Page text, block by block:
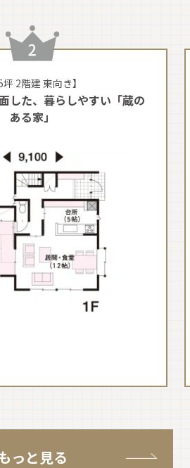
坪 2階建 東向き】
した、暮らしやすい「蔵の
ある家」
っと見る